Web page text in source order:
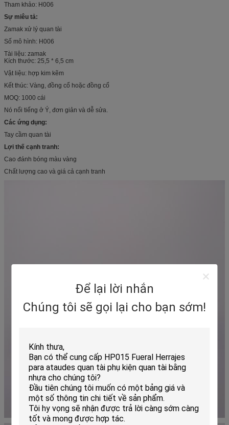
Để lại lời nhắn
Chúng tôi sẽ gọi lại cho bạn sớm!
Tham khảo: H006
Sự miêu tả:
Zamak xử lý quan tài
Số mô hình: H006
Tài liệu: zamak
Kích thước: 25,5 * 6,5 cm
Vật liệu: hợp kim kẽm
Kết thúc: Vàng, đồng cổ hoặc đồng cổ
MOQ: 1000 cái
Nó nổi tiếng ở Ý, đơn giản và dễ sửa.
Các ứng dụng:
Tay cầm quan tài
Lợi thế cạnh tranh:
Cao đánh bóng màu vàng
Chất lượng cao và giá cả cạnh tranh